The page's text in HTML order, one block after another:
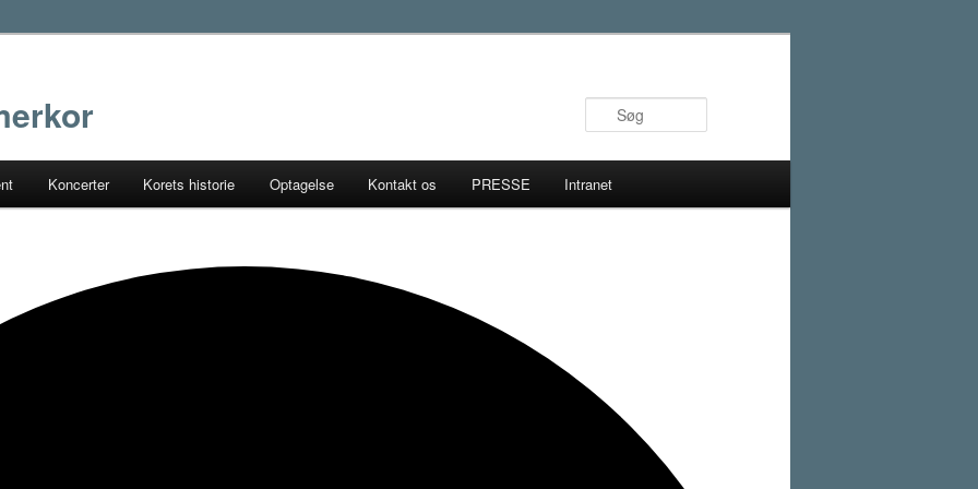
Koncerter Korets historie Optagelse Kontakt os PRESSE Intranet